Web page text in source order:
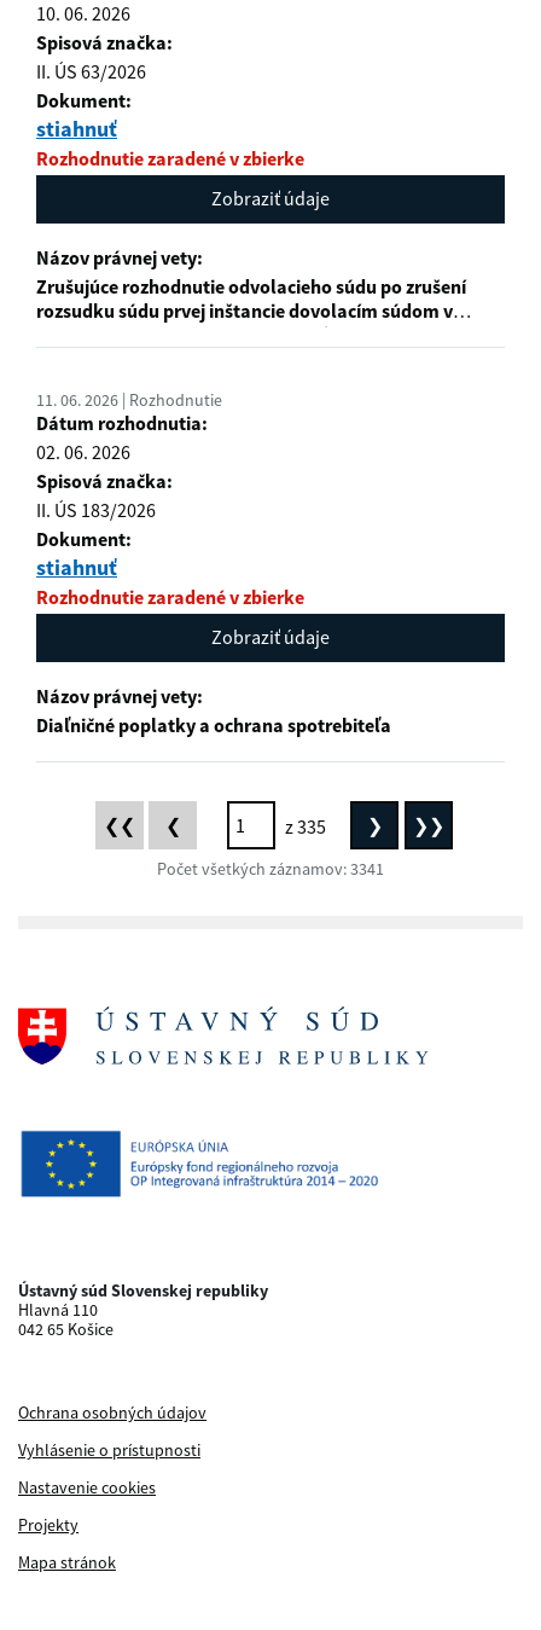
10. 06. 2026
Spisová značka:
II. ÚS 63/2026
Dokument:
stiahnuť
Rozhodnutie zaradené v zbierke
Zobraziť údaje
Názov právnej vety:
Zrušujúce rozhodnutie odvolacieho súdu po zrušení
rozsudku súdu prvej inštancie dovolacím súdom v
kontexte zásady „jedenkrát a dosť“
11. 06. 2026 | Rozhodnutie
Dátum rozhodnutia:
02. 06. 2026
Spisová značka:
II. ÚS 183/2026
Dokument:
stiahnuť
Rozhodnutie zaradené v zbierke
Zobraziť údaje
Názov právnej vety:
Diaľničné poplatky a ochrana spotrebiteľa
❮❮First ❮Previous z 335 ❯Next ❯❯Last
Počet všetkých záznamov: 3341
Ústavný súd Slovenskej republiky
Hlavná 110
042 65 Košice
Ochrana osobných údajov
Vyhlásenie o prístupnosti
Nastavenie cookies
Projekty
Mapa stránok